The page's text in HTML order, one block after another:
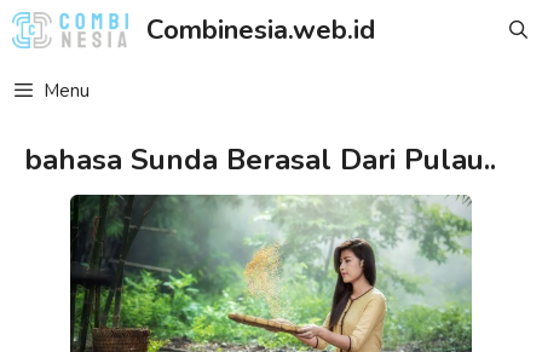
Skip
to
Combinesia.web.id
Menu
bahasa Sunda Berasal Dari Pulau..